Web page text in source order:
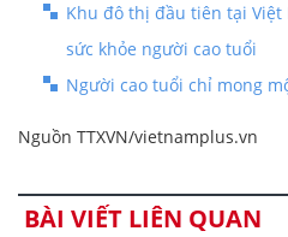
Khu đô thị đầu tiên tại
sức khỏe người cao tuổi
Người cao tuổi chỉ mong
Nguồn TTXVN/vietnamplus.vn
BÀI VIẾT LIÊN QUAN